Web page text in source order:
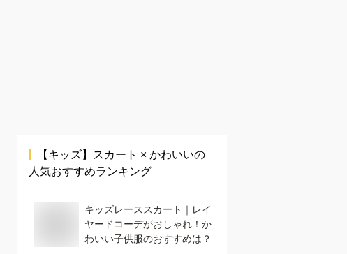
【キッズ】 スカート × かわいいの
人気おすすめランキング
キッズレーススカート｜レイ
ヤードコーデがおしゃれ！か
わいい子供服のおすすめは？